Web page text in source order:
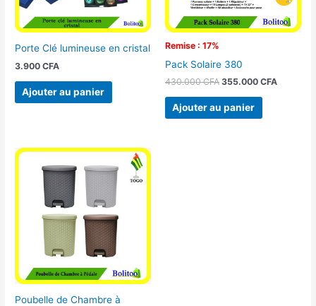
Porte Clé lumineuse en cristal
3.900CFA
Ajouter au panier
Remise : 17%
Pack Solaire 380
430.000CFA 355.000 CFA
Ajouter au panier
Poubelle de Chambre à